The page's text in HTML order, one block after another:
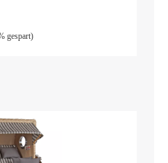
gespart)